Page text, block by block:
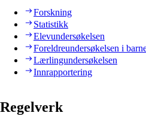
Forskning
Statistikk
Elevundersøkelsen
Foreldreundersøkelsen i
Lærlingundersøkelsen
Innrapportering
Regelverk